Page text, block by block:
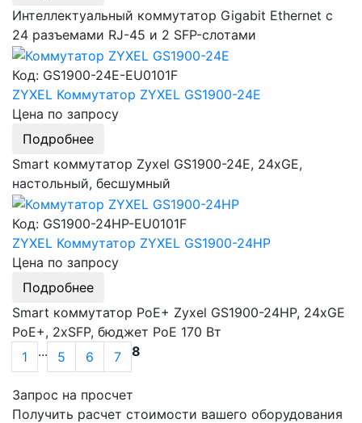
Интеллектуальный коммутатор Gigabit Ethernet с
24 разъемами RJ-45 и 2 SFP-слотами
Код: GS1900-24E-EU0101F
ZYXEL Коммутатор ZYXEL GS1900-24E
Цена по запросу
Подробнее
Smart коммутатор Zyxel GS1900-24E, 24xGE,
настольный, бесшумный
Код: GS1900-24HP-EU0101F
ZYXEL Коммутатор ZYXEL GS1900-24HP
Цена по запросу
Подробнее
Smart коммутатор PoE+ Zyxel GS1900-24HP, 24xGE
PoE+, 2xSFP, бюджет PoE 170 Вт
1
... 5 6 7 8
Запрос на просчет
Получить расчет стоимости вашего оборудования